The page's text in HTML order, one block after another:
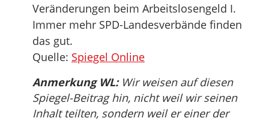
Veränderungen beim Arbeitslosengeld I.
Immer mehr SPD-Landesverbände finden
das gut.
Quelle: Spiegel Online
Anmerkung WL:Wir weisen auf diesen
Spiegel-Beitrag hin, nicht weil wir seinen
Inhalt teilten, sondern weil er einer der